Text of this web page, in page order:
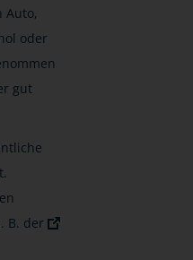
Auto,
oder
gut
B. der